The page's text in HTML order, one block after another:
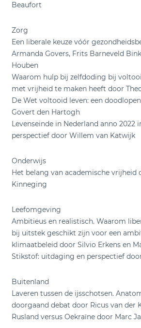
Beaufort
Zorg
Een liberale keuze vóór
Armanda Govers, Frits Barneveld
Houben
Waarom hulp bij zelfdoding bij
met vrijheid te maken heeft door
De Wet voltooid leven: een
Govert den Hartogh
Levenseinde in Nederland anno 2022
perspectief door Willem van Katwijk
Onderwijs
Het belang van academische vrijheid
Kinneging
Leefomgeving
Ambitieus en realistisch. Waarom
bij uitstek geschikt zijn voor een
klimaatbeleid door Silvio Erkens en
Stikstof: uitdaging en perspectief
Buitenland
Laveren tussen de ijsschotsen.
doorgaand debat door Ricus van der
Rusland versus Oekraïne door Marc